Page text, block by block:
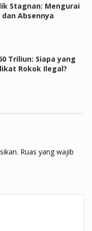
Stagnan: Mengurai
Absennya
Triliun: Siapa yang
Rokok Ilegal?
Ruas yang wajib